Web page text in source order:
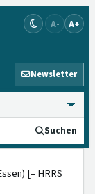
A- A+
Newsletter
Suchen
[= HRRS